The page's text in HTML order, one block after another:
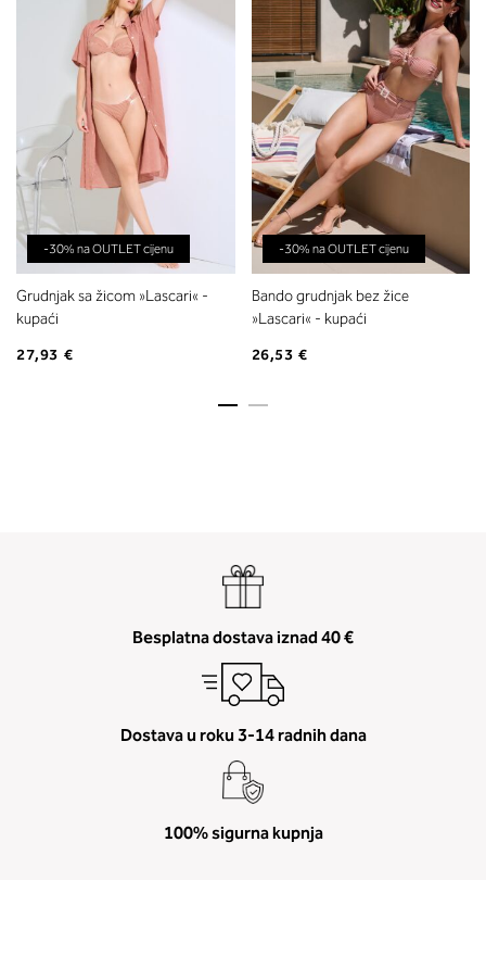
-30% na OUTLET cijenu
Grudnjak sa žicom »Lascari« -
kupaći
27,93 €
-30% na OUTLET cijenu
Bando grudnjak bez žice
»Lascari« - kupaći
26,53 €
Besplatna dostava iznad 40 €
Dostava u roku 3-14 radnih dana
100% sigurna kupnja